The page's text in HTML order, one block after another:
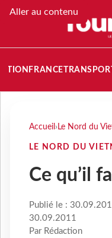
Aller au contenu
FRANCE
Accueil › Le Nord du
LE NORD DU
Ce qu’il
Publié le :
30.09.2011
Par Rédaction